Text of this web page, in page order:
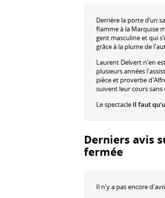
Derrière la porte d’un
flamme à la Marquise
gent masculine et qui
grâce à la plume de
Laurent Delvert n'en
plusieurs années
pièce et proverbe
suivent leur cours
Le spectacle Il faut
Derniers avis
fermée
Il n'y a pas encore